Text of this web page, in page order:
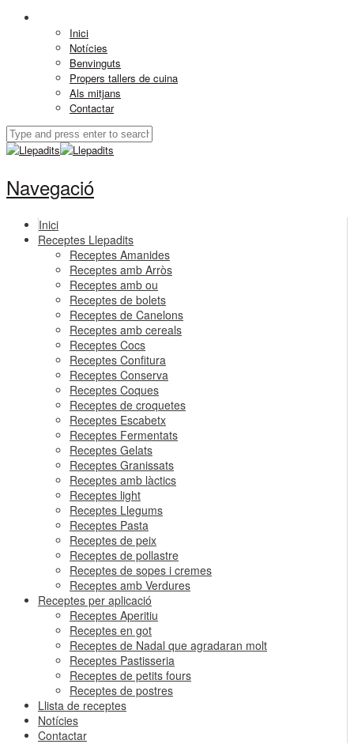
Inici
Notícies
Benvinguts
Propers tallers de cuina
Als mitjans
Contactar
Navegació
Inici
Receptes Llepadits
Receptes Amanides
Receptes amb Arròs
Receptes amb ou
Receptes de bolets
Receptes de Canelons
Receptes amb cereals
Receptes Cocs
Receptes Confitura
Receptes Conserva
Receptes Coques
Receptes de croquetes
Receptes Escabetx
Receptes Fermentats
Receptes Gelats
Receptes Granissats
Receptes amb làctics
Receptes light
Receptes Llegums
Receptes Pasta
Receptes de peix
Receptes de pollastre
Receptes de sopes i cremes
Receptes amb Verdures
Receptes per aplicació
Receptes Aperitiu
Receptes en got
Receptes de Nadal que agradaran molt
Receptes Pastisseria
Receptes de petits fours
Receptes de postres
Llista de receptes
Notícies
Contactar